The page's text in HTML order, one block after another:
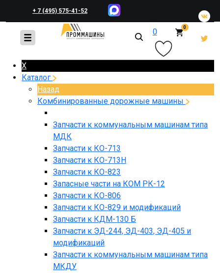
+ 7 (495) 575-41-52
+ 7 (495) 648-45-83 0 0
X
Каталог
Назад
Комбинированные дорожные машины
Запчасти к коммунальным машинам типа
МДК
Запчасти к КО-713
Запчасти к КО-713Н
Запчасти к КО-823
Запасные части на КОМ РК-12
Запчасти к КО-806
Запчасти к КО-829 и модификаций
Запчасти к КДМ-130 Б
Запчасти к ЭД-244, ЭД-403, ЭД-405 и
модификаций
Запчасти к коммунальным машинам типа
МКДУ